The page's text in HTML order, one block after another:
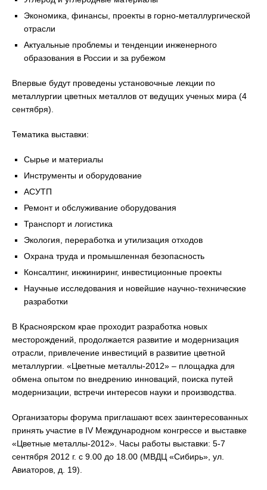
Экономика, финансы, проекты в горно-металлургической
отрасли
Актуальные проблемы и тенденции инженерного
образования в России и за рубежом
Впервые будут проведены установочные лекции по
металлургии цветных металлов от ведущих ученых мира (4
сентября).
Тематика выставки:
Сырье и материалы
Инструменты и оборудование
АСУТП
Ремонт и обслуживание оборудования
Транспорт и логистика
Экология, переработка и утилизация отходов
Охрана труда и промышленная безопасность
Консалтинг, инжиниринг, инвестиционные проекты
Научные исследования и новейшие научно-технические
разработки
В Красноярском крае проходит разработка новых
месторождений, продолжается развитие и модернизация
отрасли, привлечение инвестиций в развитие цветной
металлургии. «Цветные металлы-2012» – площадка для
обмена опытом по внедрению инноваций, поиска путей
модернизации, встречи интересов науки и производства.
Организаторы форума приглашают всех заинтересованных
принять участие в IV Международном конгрессе и выставке
«Цветные металлы-2012». Часы работы выставки: 5-7
сентября 2012 г. с 9.00 до 18.00 (МВДЦ «Сибирь», ул.
Авиаторов, д. 19).